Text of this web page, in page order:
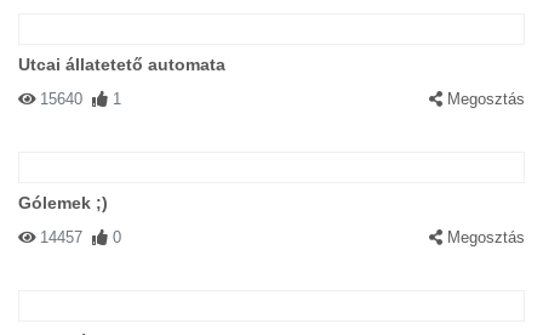
Utcai állatetető automata
15640 1 Megosztás
Gólemek ;)
14457 0 Megosztás